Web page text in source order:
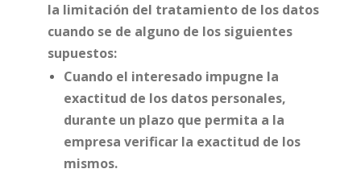
la limitación del tratamiento de los datos
cuando se de alguno de los siguientes
supuestos:
Cuando el interesado impugne la
exactitud de los datos personales,
durante un plazo que permita a la
empresa verificar la exactitud de los
mismos.